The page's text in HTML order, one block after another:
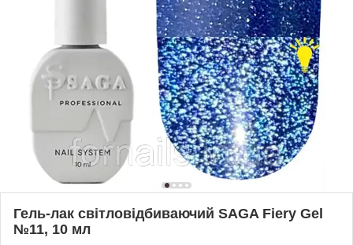
Гель-лак світловідбиваючий SAGA Fiery Gel
№11, 10 мл